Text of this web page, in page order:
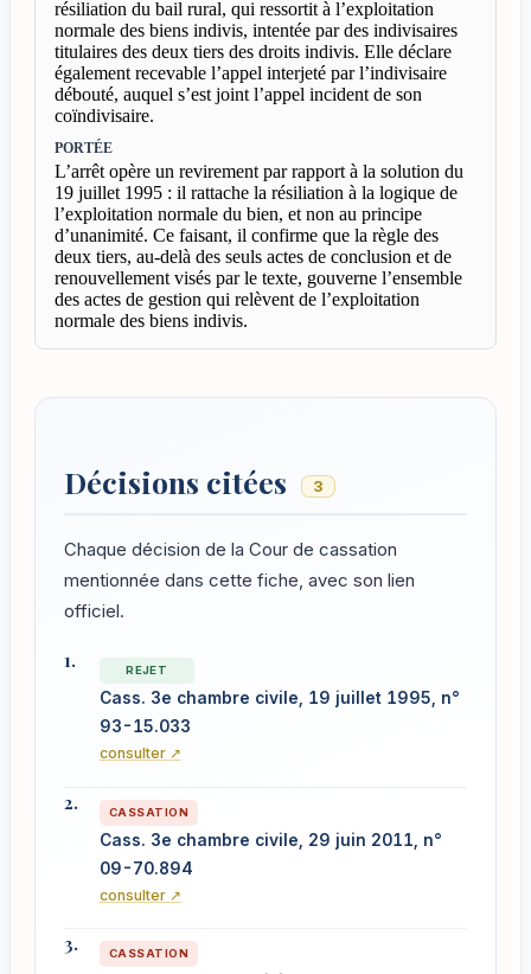
résiliation du bail rural, qui ressortit à l’exploitation
normale des biens indivis, intentée par des indivisaires
titulaires des deux tiers des droits indivis. Elle déclare
également recevable l’appel interjeté par l’indivisaire
débouté, auquel s’est joint l’appel incident de son
coïndivisaire.
PORTÉE
L’arrêt opère un revirement par rapport à la solution du
19 juillet 1995 : il rattache la résiliation à la logique de
l’exploitation normale du bien, et non au principe
d’unanimité. Ce faisant, il confirme que la règle des
deux tiers, au-delà des seuls actes de conclusion et de
renouvellement visés par le texte, gouverne l’ensemble
des actes de gestion qui relèvent de l’exploitation
normale des biens indivis.
Décisions citées 3
Chaque décision de la Cour de cassation
mentionnée dans cette fiche, avec son lien
officiel.
REJET
Cass. 3e chambre civile, 19 juillet 1995, n°
93-15.033
consulter ↗
CASSATION
Cass. 3e chambre civile, 29 juin 2011, n°
09-70.894
consulter ↗
CASSATION